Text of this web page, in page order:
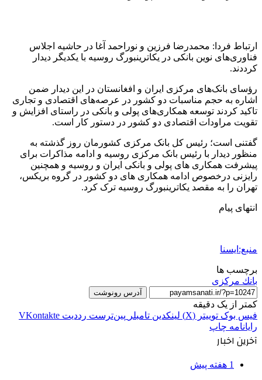
ارتباط فردا: محمدرضا فرزین و نوراحمد آغا در حاشیه اجلاس
فناوری‌های نوین بانکی در یکاترینبورگ روسیه با یکدیگر دیدار
کرددند.
رؤسای بانک‌های مرکزی ایران و افغانستان در این دیدار ضمن
اشاره به حجم مناسبات دو کشور در عرصه‌های اقتصادی و تجاری
تاکید کردند توسعه همکاری‌های پولی و بانکی در راستای افزایش و
تقویت مراودات اقتصادی دو کشور در دستور کار است.
گفتنی است؛ رئیس کل بانک مرکزی کشورمان روز گذشته به
منظور دیدار با رئیس بانک مرکزی روسیه و ادامه مذاکرات برای
پیشرفت همکاری های پولی و بانکی ایران و روسیه و همچنین
رایزنی درخصوص ادامه همکاری های دو کشور در گروه بریکس،
تهران را به مقصد یکاترینبورگ روسیه ترک کرد.
انتهای پیام
منبع:ایسنا
برچسب ها
بانك مركزی
آدرس رونوشت
کمتر از یک دقیقه
فیس بوک توییتر (X) لینکدین ‫تامبلر ‫پین‌ترست ‫رددیت ‫VKontakte
رایانامه چاپ
آخرین اخبار
1 هفته پیش